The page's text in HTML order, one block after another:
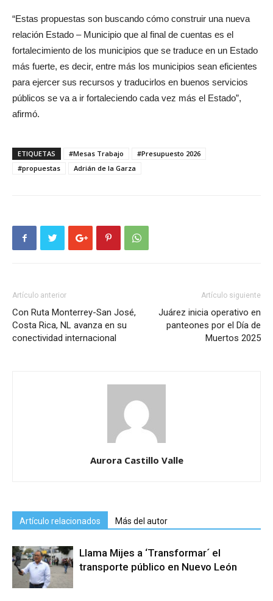
“Estas propuestas son buscando cómo construir una nueva
relación Estado – Municipio que al final de cuentas es el
fortalecimiento de los municipios que se traduce en un Estado
más fuerte, es decir, entre más los municipios sean eficientes
para ejercer sus recursos y traducirlos en buenos servicios
públicos se va a ir fortaleciendo cada vez más el Estado”,
afirmó.
ETIQUETAS #Mesas Trabajo
#Presupuesto 2026
#propuestas
Adrián de la Garza
Artículo anterior
Con Ruta Monterrey-San José,
Costa Rica, NL avanza en su
conectividad internacional
Artículo siguiente
Juárez inicia operativo en
panteones por el Día de
Muertos 2025
Aurora Castillo Valle
Artículo relacionados Más del autor
Llama Mijes a ‘Transformar´ el
transporte público en Nuevo León